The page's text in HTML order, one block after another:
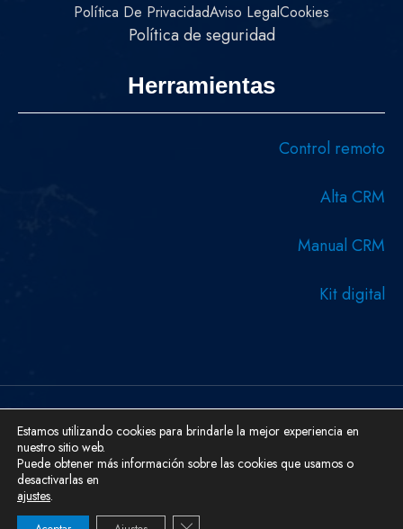
Política De PrivacidadAviso LegalCookies
Política de seguridad
Herramientas
Control remoto
Alta CRM
Manual CRM
Kit digital
Copyright © 2026 Diseñado y desarrollado por Serboweb
Ingeniería Informática.
Aviso Legal
Política De Privacidad
Estamos utilizando cookies para brindarle la mejor experiencia en
nuestro sitio web.
Puede obtener más información sobre las cookies que usamos o
desactivarlas en
ajustes.